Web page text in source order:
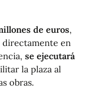
de euros,
en
se ejecutará
la plaza al
obras.